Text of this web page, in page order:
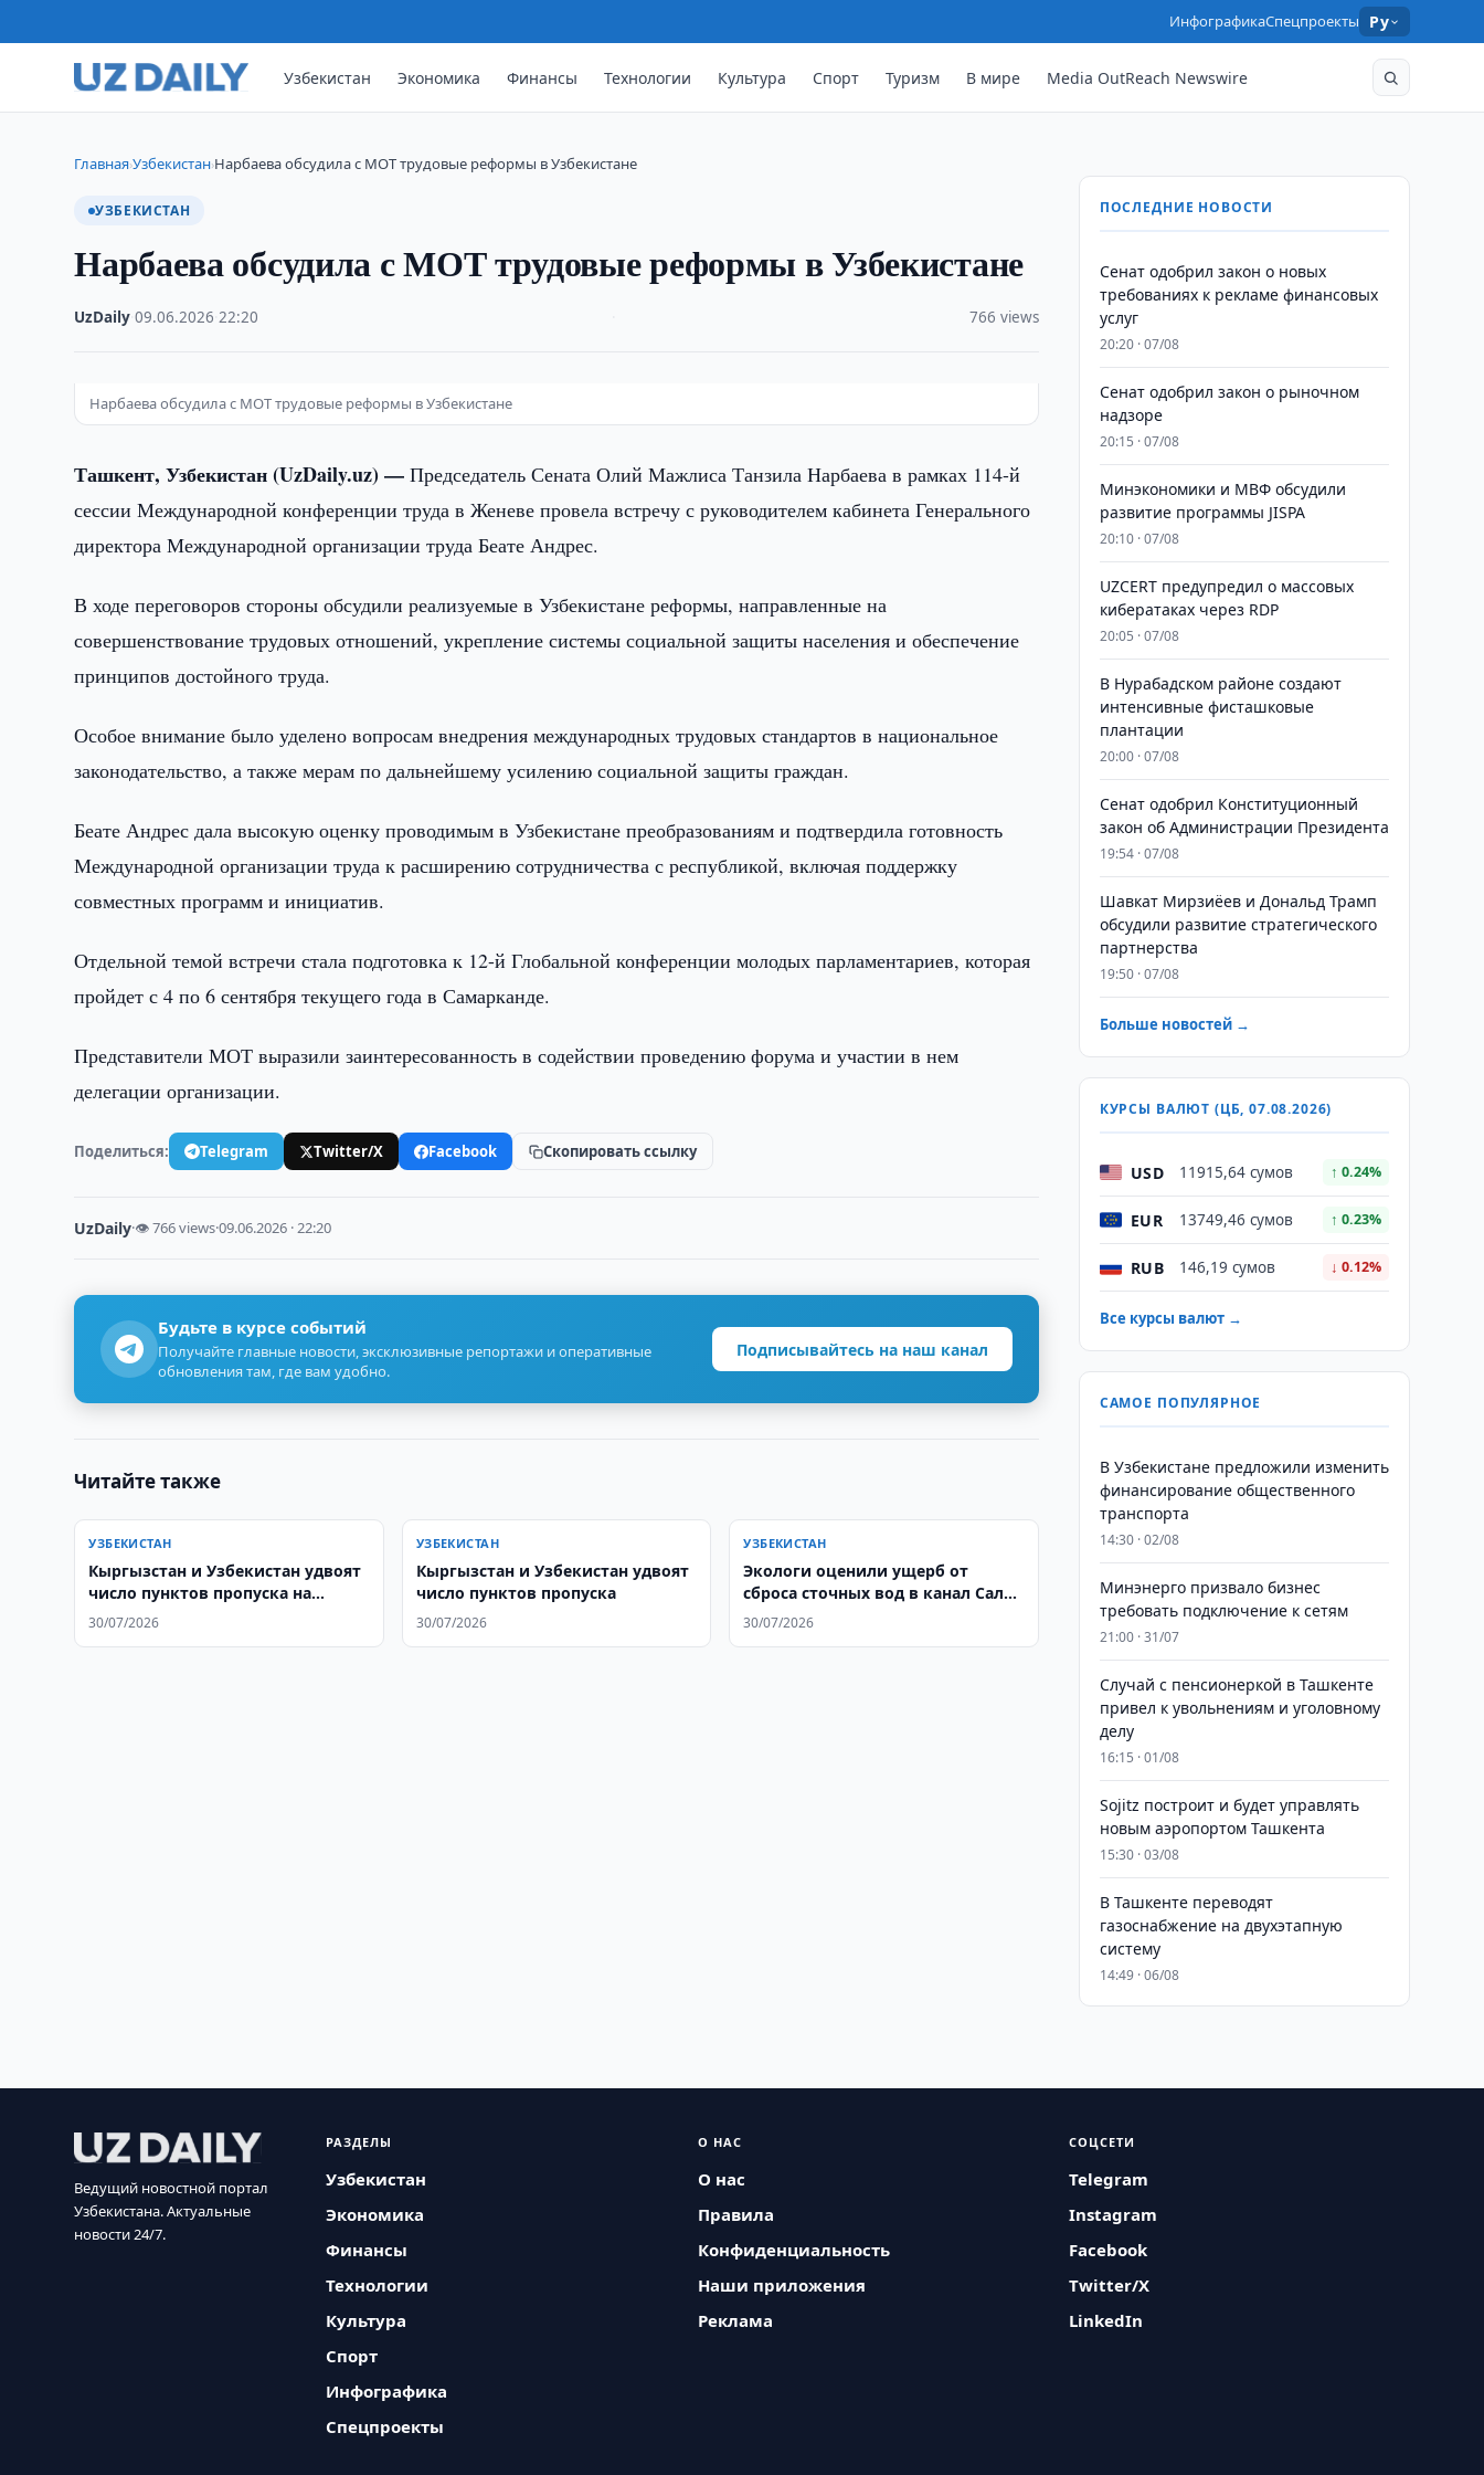
ИнфографикаСпецпроекты Ру
Узбекистан Экономика Финансы Технологии Культура Спорт Туризм В мире Media OutReach Newswire
Главная›Узбекистан›Нарбаева обсудила с МОТ трудовые реформы в Узбекистане
УЗБЕКИСТАН
Нарбаева обсудила с МОТ трудовые реформы в Узбекистане
UzDaily ·09.06.2026 ·22:20 766 views
Нарбаева обсудила с МОТ трудовые реформы в Узбекистане
Ташкент, Узбекистан (UzDaily.uz) —Председатель Сената Олий Мажлиса Танзила Нарбаева в рамках 114-й
сессии Международной конференции труда в Женеве провела встречу с руководителем кабинета Генерального
директора Международной организации труда Беате Андрес.
В ходе переговоров стороны обсудили реализуемые в Узбекистане реформы, направленные на
совершенствование трудовых отношений, укрепление системы социальной защиты населения и обеспечение
принципов достойного труда.
Особое внимание было уделено вопросам внедрения международных трудовых стандартов в национальное
законодательство, а также мерам по дальнейшему усилению социальной защиты граждан.
Беате Андрес дала высокую оценку проводимым в Узбекистане преобразованиям и подтвердила готовность
Международной организации труда к расширению сотрудничества с республикой, включая поддержку
совместных программ и инициатив.
Отдельной темой встречи стала подготовка к 12-й Глобальной конференции молодых парламентариев, которая
пройдет с 4 по 6 сентября текущего года в Самарканде.
Представители МОТ выразили заинтересованность в содействии проведению форума и участии в нем
делегации организации.
Поделиться: Telegram Twitter/X Facebook Скопировать ссылку
UzDaily·👁 766 views·09.06.2026 · 22:20
Будьте в курсе событий
Получайте главные новости, эксклюзивные репортажи и оперативные
обновления там, где вам удобно.
Подписывайтесь на наш канал
Читайте также
УЗБЕКИСТАН
Кыргызстан и Узбекистан удвоят
число пунктов пропуска на
общей границе
30/07/2026
УЗБЕКИСТАН
Кыргызстан и Узбекистан удвоят
число пунктов пропуска
30/07/2026
УЗБЕКИСТАН
Экологи оценили ущерб от
сброса сточных вод в канал Салар
в 2,22 млрд. сумов
30/07/2026
ПОСЛЕДНИЕ НОВОСТИ
Сенат одобрил закон о новых
требованиях к рекламе финансовых
услуг
20:20 · 07/08
Сенат одобрил закон о рыночном
надзоре
20:15 · 07/08
Минэкономики и МВФ обсудили
развитие программы JISPA
20:10 · 07/08
UZCERT предупредил о массовых
кибератаках через RDP
20:05 · 07/08
В Нурабадском районе создают
интенсивные фисташковые
плантации
20:00 · 07/08
Сенат одобрил Конституционный
закон об Администрации Президента
19:54 · 07/08
Шавкат Мирзиёев и Дональд Трамп
обсудили развитие стратегического
партнерства
19:50 · 07/08
Больше новостей →
КУРСЫ ВАЛЮТ (ЦБ, 07.08.2026)
USD 11915,64 сумов ↑ 0.24%
EUR 13749,46 сумов ↑ 0.23%
RUB 146,19 сумов ↓ 0.12%
Все курсы валют →
САМОЕ ПОПУЛЯРНОЕ
В Узбекистане предложили изменить
финансирование общественного
транспорта
14:30 · 02/08
Минэнерго призвало бизнес
требовать подключение к сетям
21:00 · 31/07
Случай с пенсионеркой в Ташкенте
привел к увольнениям и уголовному
делу
16:15 · 01/08
Sojitz построит и будет управлять
новым аэропортом Ташкента
15:30 · 03/08
В Ташкенте переводят
газоснабжение на двухэтапную
систему
14:49 · 06/08
Ведущий новостной портал
Узбекистана. Актуальные
новости 24/7.
РАЗДЕЛЫ
Узбекистан
Экономика
Финансы
Технологии
Культура
Спорт
Инфографика
Спецпроекты
О НАС
О нас
Правила
Конфиденциальность
Наши приложения
Реклама
СОЦСЕТИ
Telegram
Instagram
Facebook
Twitter/X
LinkedIn